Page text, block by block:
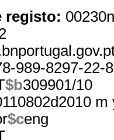
registo:
989-8297-22-8
$b309901/10
$ceng